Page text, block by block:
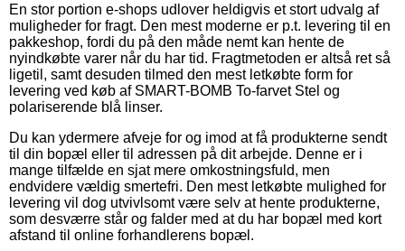
En stor portion e-shops udlover heldigvis et stort udvalg af
muligheder for fragt. Den mest moderne er p.t. levering til en
pakkeshop, fordi du på den måde nemt kan hente de
nyindkøbte varer når du har tid. Fragtmetoden er altså ret så
ligetil, samt desuden tilmed den mest letkøbte form for
levering ved køb af SMART-BOMB To-farvet Stel og
polariserende blå linser.
Du kan ydermere afveje for og imod at få produkterne sendt
til din bopæl eller til adressen på dit arbejde. Denne er i
mange tilfælde en sjat mere omkostningsfuld, men
endvidere vældig smertefri. Den mest letkøbte mulighed for
levering vil dog utvivlsomt være selv at hente produkterne,
som desværre står og falder med at du har bopæl med kort
afstand til online forhandlerens bopæl.